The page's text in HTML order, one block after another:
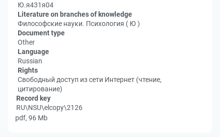
Ю.я431я04
Literature on branches of knowledge
Философские науки. Психология ( Ю )
Document type
Other
Language
Russian
Rights
Свободный доступ из сети Интернет (чтение,
цитирование)
Record key
RU\NSU\elcopy\2126
pdf, 96 Mb